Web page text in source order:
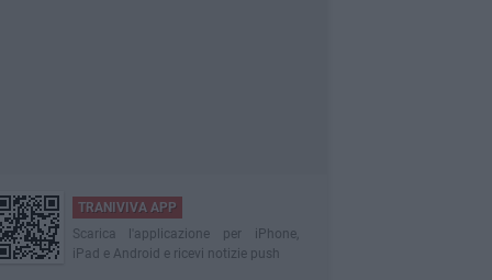
TRANIVIVA APP
Scarica l'applicazione per iPhone,
iPad e Android e ricevi notizie push